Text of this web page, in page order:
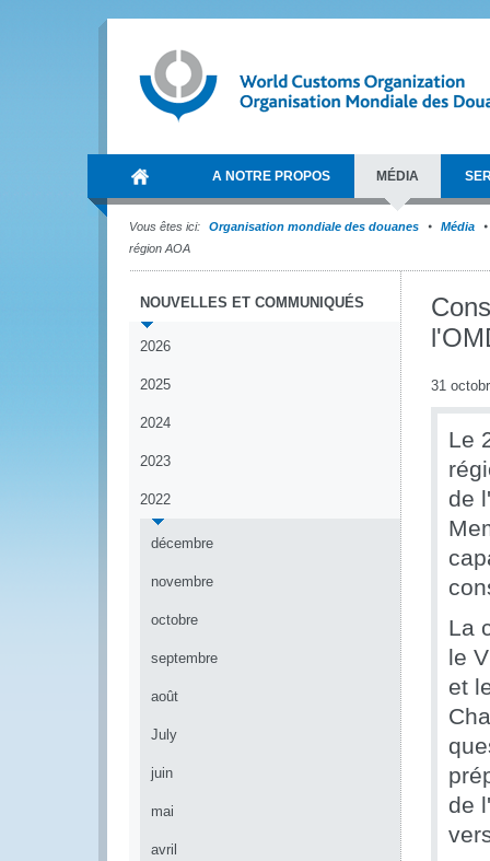
A NOTRE PROPOS MÉDIA
Vous êtes ici: Organisation mondiale des douanes
Média
région AOA
NOUVELLES ET COMMUNIQUÉS
2026
2025
2024
2023
2022
décembre
novembre
octobre
septembre
août
July
juin
mai
avril
31
Le
de
La
le
et
de